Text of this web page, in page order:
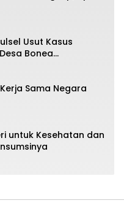
Usut Kasus
Bonea
Selayar
Sama Negara
untuk Kesehatan dan